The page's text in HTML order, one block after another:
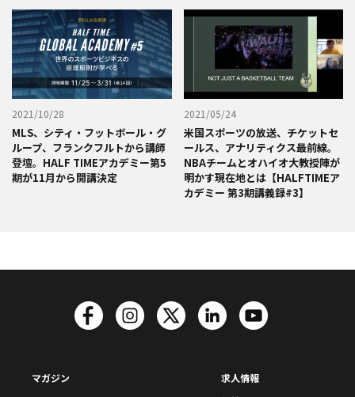
2021/10/28
MLS、シティ・フットボール・グ
ループ、フランクフルトから講師
登壇。HALF TIMEアカデミー第5
期が11月から開講決定
2021/05/24
米国スポーツの放送、チケットセ
ールス、アナリティクス最前線。
NBAチームとオハイオ大教授陣が
明かす現在地とは【HALFTIMEア
カデミー 第3期講義録#3】
マガジン
求人情報